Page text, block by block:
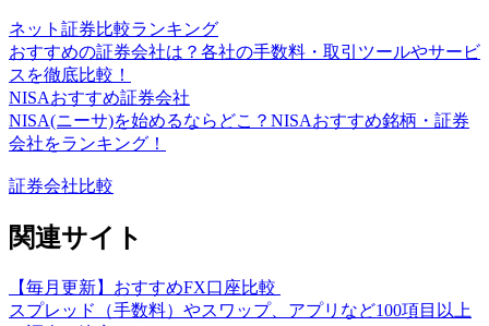
ネット証券比較ランキング
おすすめの証券会社は？各社の手数料・取引ツールやサービ
スを徹底比較！
NISAおすすめ証券会社
NISA(ニーサ)を始めるならどこ？NISAおすすめ銘柄・証券
会社をランキング！
証券会社比較
関連サイト
【毎月更新】おすすめFX口座比較
スプレッド（手数料）やスワップ、アプリなど100項目以上